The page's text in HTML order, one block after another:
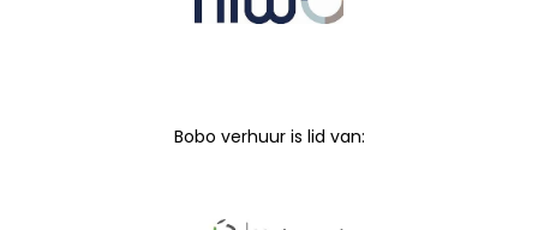
Bobo verhuur is lid van: